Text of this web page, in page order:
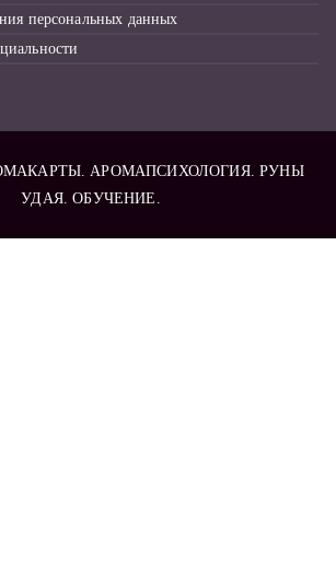
персональных данных
. АРОМАПСИХОЛОГИЯ. РУНЫ
УДАЯ. ОБУЧЕНИЕ.